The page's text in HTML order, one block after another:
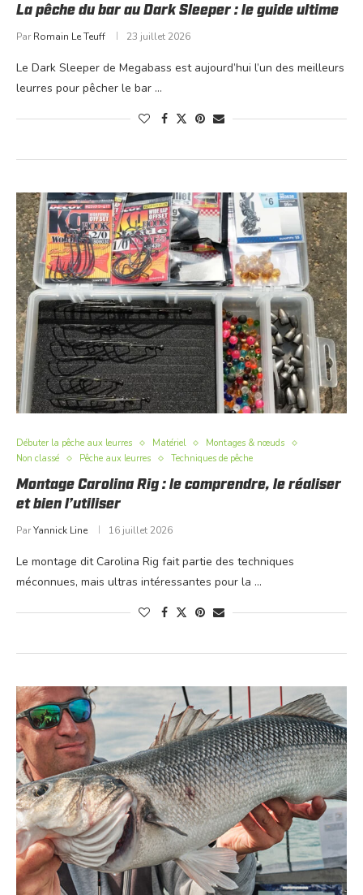
La pêche du bar au Dark Sleeper : le guide ultime
Par Romain Le Teuff 23 juillet 2026
Le Dark Sleeper de Megabass est aujourd’hui l’un des meilleurs
leurres pour pêcher le bar …
Débuter la pêche aux leurres Matériel
Montages & nœuds
Non classé
Pêche aux leurres Techniques de pêche
Montage Carolina Rig : le comprendre, le réaliser
et bien l’utiliser
ParYannick Line 16 juillet 2026
Le montage dit Carolina Rig fait partie des techniques
méconnues, mais ultras intéressantes pour la …